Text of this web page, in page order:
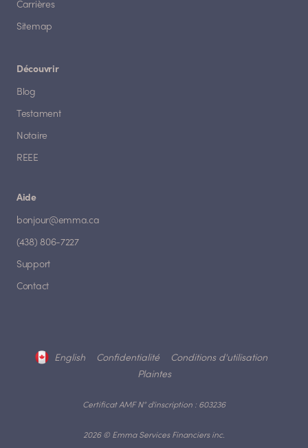
Carrières
Sitemap
Découvrir
Blog
Testament
Notaire
REEE
Aide
bonjour@emma.ca
(438) 806-7227
Support
Contact
2026 © Emma Services Financiers inc.
Certificat AMF N° d'inscription : 603236
English Confidentialité
Conditions d'utilisation
Plaintes